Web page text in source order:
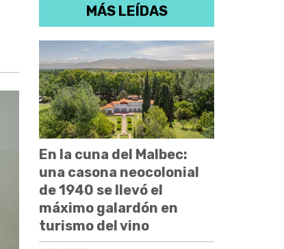
MÁS LEÍDAS
En la cuna del Malbec:
una casona neocolonial
de 1940 se llevó el
máximo galardón en
turismo del vino